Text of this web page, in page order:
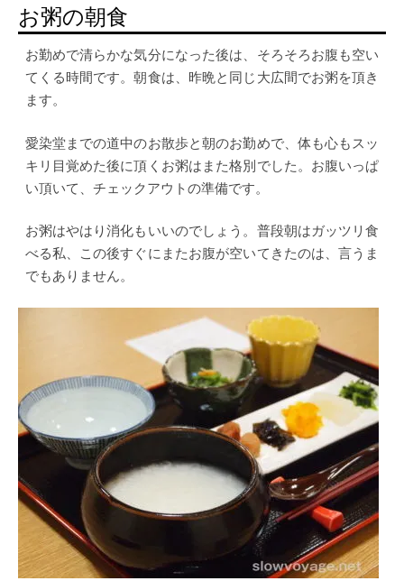
お粥の朝食
お勤めで清らかな気分になった後は、そろそろお腹も空い
てくる時間です。朝食は、昨晩と同じ大広間でお粥を頂き
ます。
愛染堂までの道中のお散歩と朝のお勤めで、体も心もスッ
キリ目覚めた後に頂くお粥はまた格別でした。お腹いっぱ
い頂いて、チェックアウトの準備です。
お粥はやはり消化もいいのでしょう。普段朝はガッツリ食
べる私、この後すぐにまたお腹が空いてきたのは、言うま
でもありません。